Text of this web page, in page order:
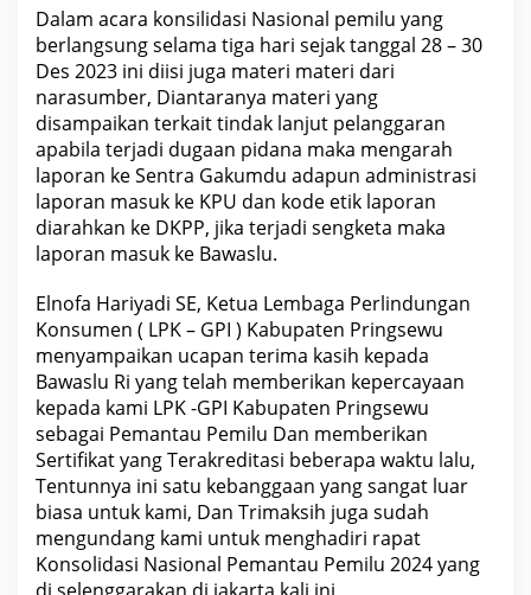
Dalam acara konsilidasi Nasional pemilu yang
berlangsung selama tiga hari sejak tanggal 28 – 30
Des 2023 ini diisi juga materi materi dari
narasumber, Diantaranya materi yang
disampaikan terkait tindak lanjut pelanggaran
apabila terjadi dugaan pidana maka mengarah
laporan ke Sentra Gakumdu adapun administrasi
laporan masuk ke KPU dan kode etik laporan
diarahkan ke DKPP, jika terjadi sengketa maka
laporan masuk ke Bawaslu.
Elnofa Hariyadi SE, Ketua Lembaga Perlindungan
Konsumen ( LPK – GPI ) Kabupaten Pringsewu
menyampaikan ucapan terima kasih kepada
Bawaslu Ri yang telah memberikan kepercayaan
kepada kami LPK -GPI Kabupaten Pringsewu
sebagai Pemantau Pemilu Dan memberikan
Sertifikat yang Terakreditasi beberapa waktu lalu,
Tentunnya ini satu kebanggaan yang sangat luar
biasa untuk kami, Dan Trimaksih juga sudah
mengundang kami untuk menghadiri rapat
Konsolidasi Nasional Pemantau Pemilu 2024 yang